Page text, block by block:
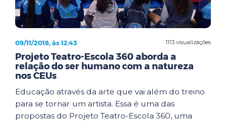
1113 visualizações
09/11/2018, às 12:43
Projeto Teatro-Escola 360 aborda a
relação do ser humano com a natureza
nos CEUs
Educação através da arte que vai além do treino
para se tornar um artista. Essa é uma das
propostas do Projeto Teatro-Escola 360, uma